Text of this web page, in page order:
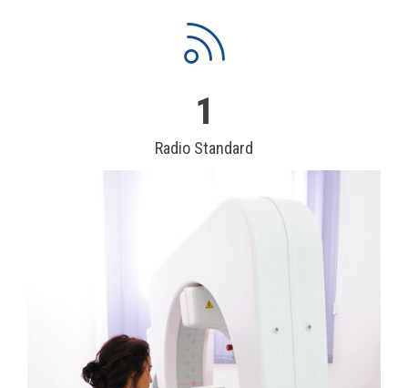
1
Radio Standard